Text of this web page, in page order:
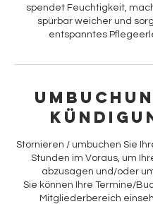
spendet Feuchtigkeit,
spürbar weicher und
entspanntes
Stornieren / umbuchen Sie
Stunden im Voraus, um
abzusagen und/oder
Sie können Ihre Termine/
Mitgliederbereich